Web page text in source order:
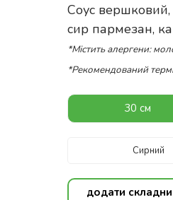
Соус
сир пармезан,
*Містить алергени:
*Рекомендований
30 см
Сирний
додати